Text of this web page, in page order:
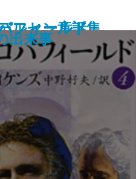
〕
〕
集I―
ルセン童話集
〕
ル
〕
フィールド
フィールド
フィールド
フィールド
出来事